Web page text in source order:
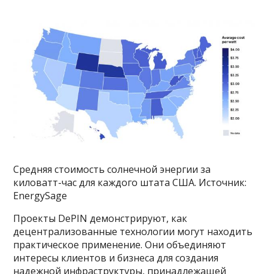
Средняя стоимость солнечной энергии за
киловатт-час для каждого штата США. Источник:
EnergySage
Проекты DePIN демонстрируют, как
децентрализованные технологии могут находить
практическое применение. Они объединяют
интересы клиентов и бизнеса для создания
надежной инфраструктуры, принадлежащей